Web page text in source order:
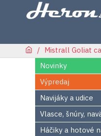
Mistrall Goliat
Novinky
Výpredaj
Navijáky a udice
Vlasce, šnúry,
Háčiky a hotové